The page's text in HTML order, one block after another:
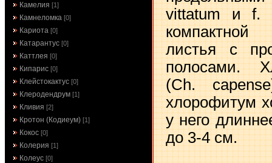
Камелия [1]
Камнеломка [0]
Кариота [0]
Катарантус [0]
Каттлея [0]
Кипарис [0]
Клейстокактус [0]
Клеродендрум [1]
Кливия [2]
Кротон (Кодиеум) [1]
Кокос [0]
Колерия [1]
Колеус [0]
vittatum и f.
листья с
полосами.
(Ch.
хлорофитум
у него
до 3-4 см.